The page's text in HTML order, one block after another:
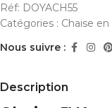
Réf: DOYACH55
Catégories : Chaise
Nous suivre :
Description